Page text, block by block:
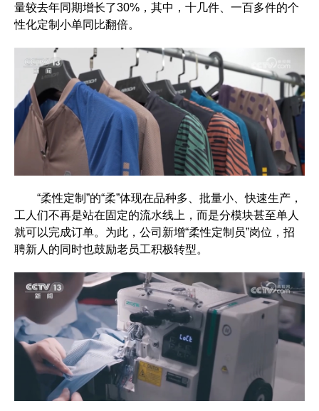
量较去年同期增长了30%，其中，十几件、一百多件的个
性化定制小单同比翻倍。
“柔性定制”的“柔”体现在品种多、批量小、快速生产，
工人们不再是站在固定的流水线上，而是分模块甚至单人
就可以完成订单。为此，公司新增“柔性定制员”岗位，招
聘新人的同时也鼓励老员工积极转型。